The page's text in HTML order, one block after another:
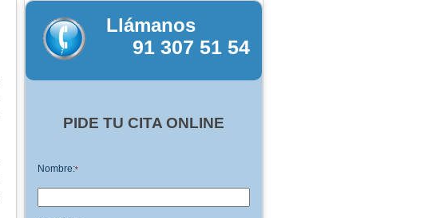
Llámanos
91 307 51 54
PIDE TU CITA ONLINE
Nombre:*